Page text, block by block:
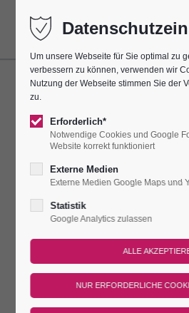
Um unsere Webseite für Sie optimal zu
verbessern zu können, verwenden wir
Nutzung der Webseite stimmen Sie der
zu.
Erforderlich*
Notwendige Cookies und Google
Website korrekt funktioniert
Externe Medien
Externe Medien Google Maps und
Statistik
Google Analytics zulassen
LIVEMUSIK AN
"SINGENDEN SÄGE
Dieser Termin hatte sich alle 7 Tage
wiederholt.
SINGENDE SÄGE IN DER
Die Künstlerin Rosi Höfer aus Kahla
singenden Säge. Am Sonnabend
eine halbe Stunde dem singenden
einzigartigen Porzellankirche